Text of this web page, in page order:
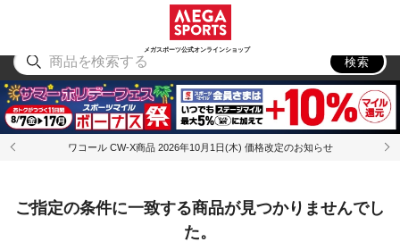
メガスポーツ公式オンラインショップ
アウトドア
検索
ワコール CW-X商品 2026年10月1日(木) 価格改定のお知らせ
ご指定の条件に一致する商品が見つかりませんでし
た。